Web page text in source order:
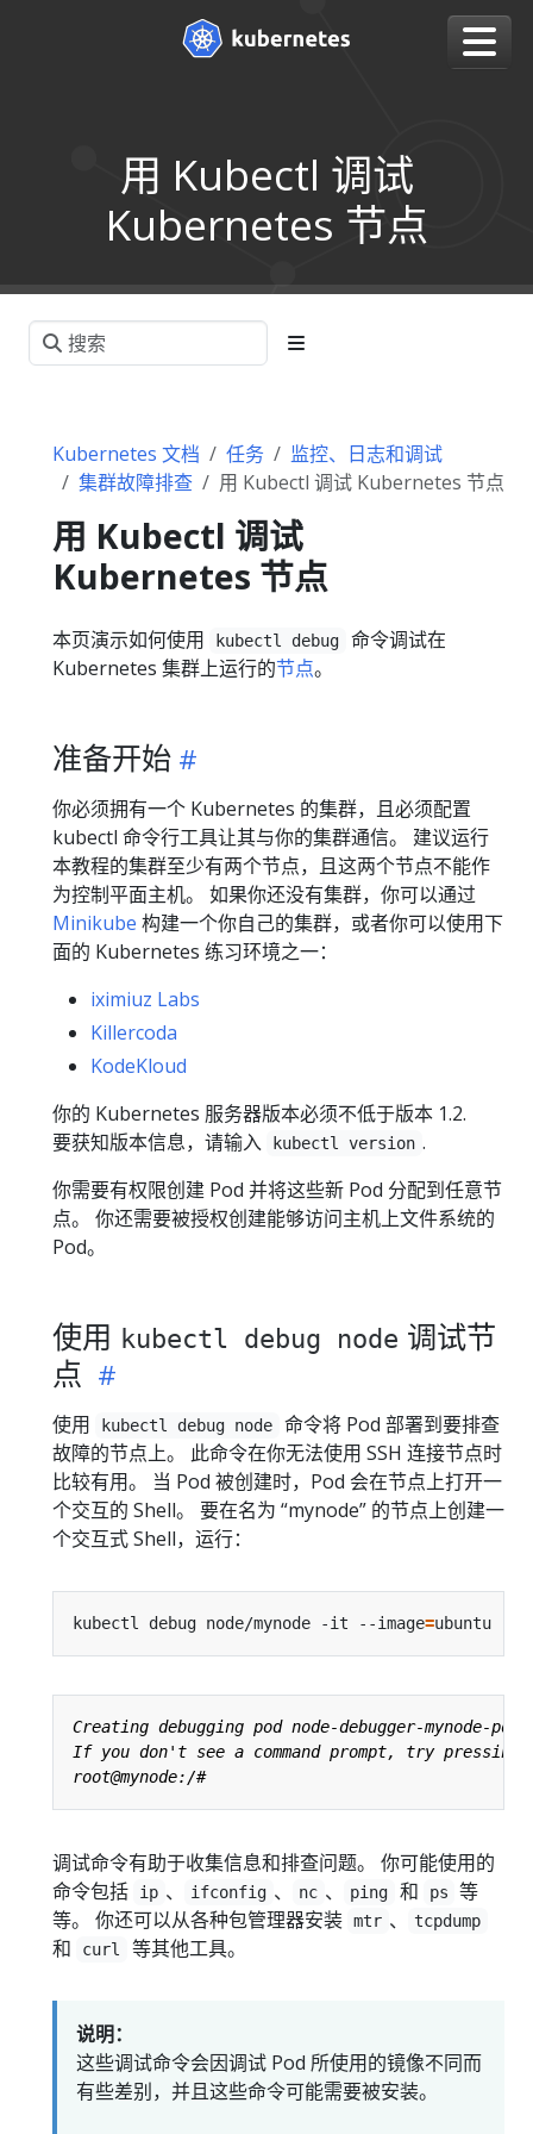
用 Kubectl 调试
Kubernetes 节点
Kubernetes 文档 任务
监控、日志和调试
集群故障排查
用 Kubectl 调试 Kubernetes 节点
用 Kubectl 调试
Kubernetes 节点
本页演示如何使用 kubectl debug
命令调试在
Kubernetes 集群上运行的节点。
准备开始
你必须拥有一个 Kubernetes 的集群，且必须配置
kubectl 命令行工具让其与你的集群通信。 建议运行
本教程的集群至少有两个节点，且这两个节点不能作
为控制平面主机。 如果你还没有集群，你可以通过
Minikube 构建一个你自己的集群，或者你可以使用下
面的 Kubernetes 练习环境之一：
iximiuz Labs
Killercoda
KodeKloud
你的 Kubernetes 服务器版本必须不低于版本 1.2.
要获知版本信息，请输入
kubectl version .
你需要有权限创建 Pod 并将这些新 Pod 分配到任意节
点。 你还需要被授权创建能够访问主机上文件系统的
Pod。
使用 kubectl debug node 调试节
点
使用 kubectl debug node
命令将 Pod 部署到要排查
故障的节点上。 此命令在你无法使用 SSH 连接节点时
比较有用。 当 Pod 被创建时，Pod 会在节点上打开一
个交互的 Shell。 要在名为 “mynode” 的节点上创建一
个交互式 Shell，运行：
kubectl debug node/mynode -it --image=
调试命令有助于收集信息和排查问题。 你可能使用的
命令包括
ip 、 ifconfig 、 nc 、 ping 和 ps
等
等。 你还可以从各种包管理器安装 mtr 、 tcpdump
和 curl 等其他工具。
说明：
这些调试命令会因调试 Pod 所使用的镜像不同而
有些差别，并且这些命令可能需要被安装。